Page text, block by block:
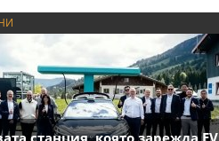
станция, която зарежда EV